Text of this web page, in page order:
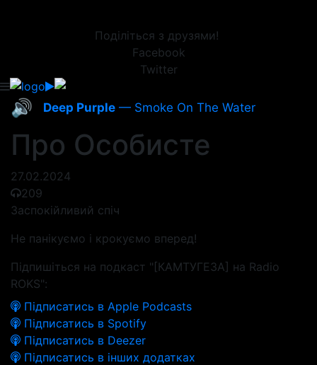
Поділіться з друзями!
Facebook
Twitter
🔊 Deep Purple — Smoke On The Water
Про Особисте
27.02.2024
209
Заспокійливий спіч
Не панікуємо і крокуємо вперед!
Підпишіться на подкаст "[КАМТУГЕЗА] на Radio
ROKS":
Підписатись в Apple Podcasts
Підписатись в Spotify
Підписатись в Deezer
Підписатись в інших додатках